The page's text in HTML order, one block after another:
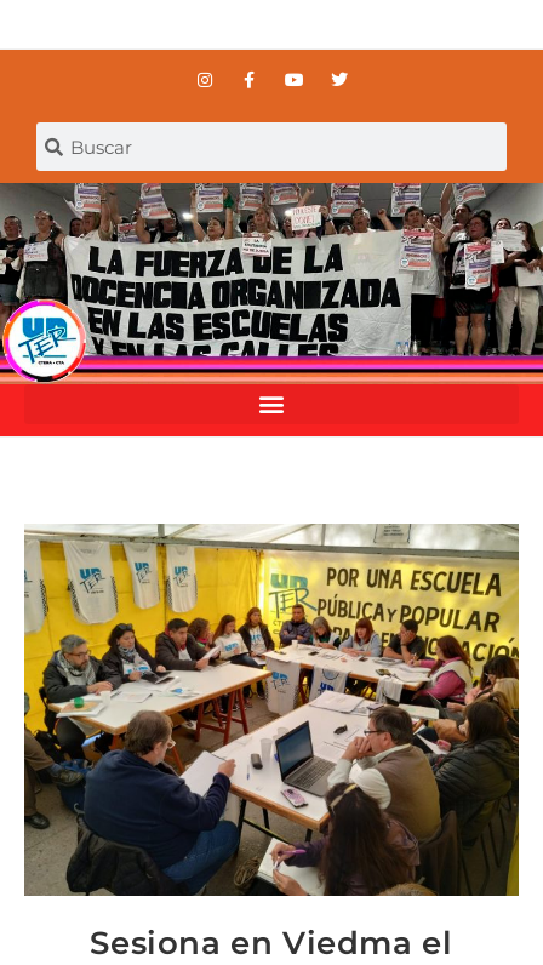
Sesiona en Viedma el